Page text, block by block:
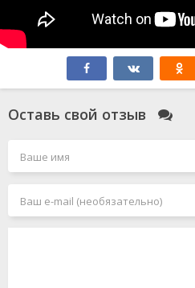
Оставь свой отзыв